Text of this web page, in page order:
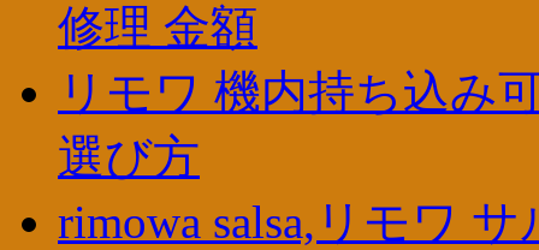
修理 金額
リモワ 機内持ち込み
選び方
rimowa salsa,リモワ